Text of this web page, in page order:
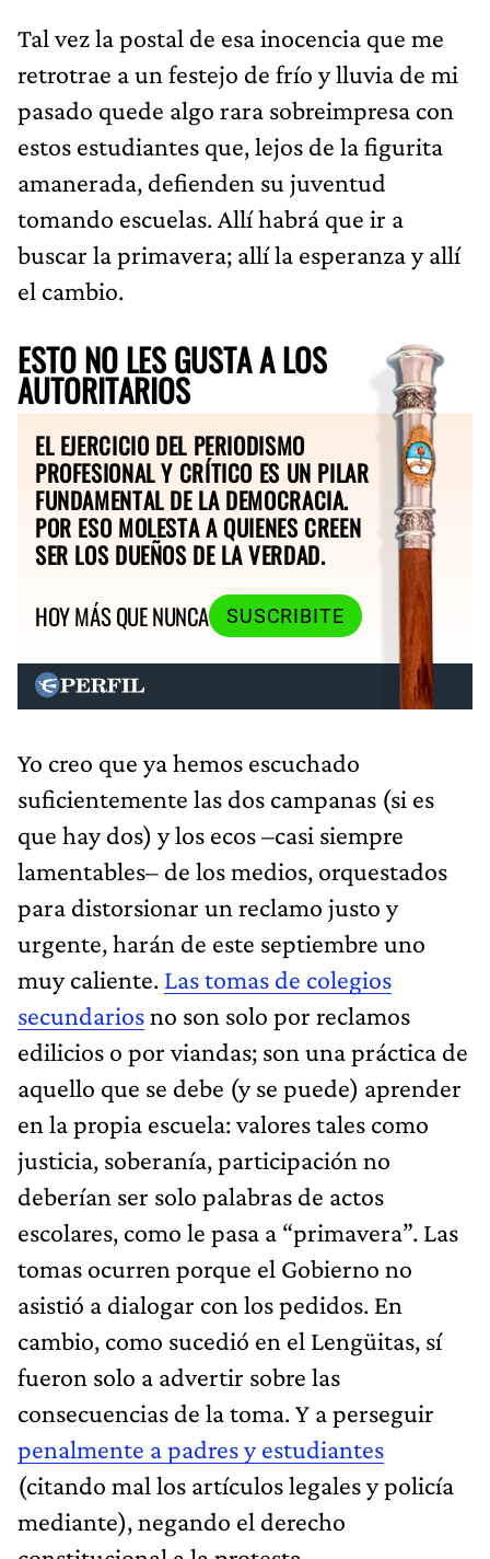
Tal vez la postal de esa inocencia que me
retrotrae a un festejo de frío y lluvia de mi
pasado quede algo rara sobreimpresa con
estos estudiantes que, lejos de la figurita
amanerada, defienden su juventud
tomando escuelas. Allí habrá que ir a
buscar la primavera; allí la esperanza y allí
el cambio.
ESTO NO LES GUSTA A LOS
AUTORITARIOS
EL EJERCICIO DEL PERIODISMO
PROFESIONAL Y CRÍTICO ES UN PILAR
FUNDAMENTAL DE LA DEMOCRACIA.
POR ESO MOLESTA A QUIENES CREEN
SER LOS DUEÑOS DE LA VERDAD.
HOY MÁS QUE NUNCA
SUSCRIBITE
Yo creo que ya hemos escuchado
suficientemente las dos campanas (si es
que hay dos) y los ecos –casi siempre
lamentables– de los medios, orquestados
para distorsionar un reclamo justo y
urgente, harán de este septiembre uno
muy caliente. Las tomas de colegios
secundariosno son solo por reclamos
edilicios o por viandas; son una práctica de
aquello que se debe (y se puede) aprender
en la propia escuela: valores tales como
justicia, soberanía, participación no
deberían ser solo palabras de actos
escolares, como le pasa a “primavera”. Las
tomas ocurren porque el Gobierno no
asistió a dialogar con los pedidos. En
cambio, como sucedió en el Lengüitas, sí
fueron solo a advertir sobre las
consecuencias de la toma. Y a perseguir
penalmente a padres y estudiantes
(citando mal los artículos legales y policía
mediante), negando el derecho